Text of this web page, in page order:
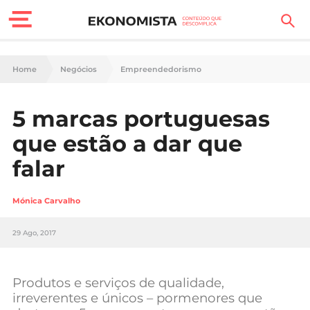
Finanças Pessoais
Carreira
Casa
Lifestyle
Sociedade
Negócios
Home Negócios Empreendedorismo
5 marcas portuguesas
que estão a dar que
falar
Mónica Carvalho
29 Ago, 2017
Produtos e serviços de qualidade,
irreverentes e únicos – pormenores que